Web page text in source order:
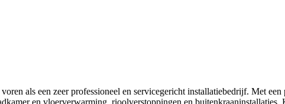
als een zeer professioneel en servicegericht installatiebedrijf. Met
en vloerverwarming, rioolverstoppingen en